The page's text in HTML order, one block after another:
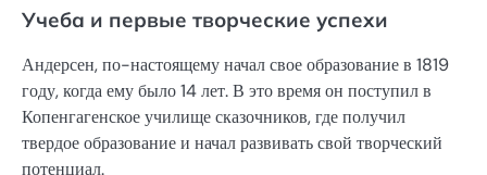
Учеба и первые творческие успехи
Андерсен, по-настоящему начал свое образование в 1819
году, когда ему было 14 лет. В это время он поступил в
Копенгагенское училище сказочников, где получил
твердое образование и начал развивать свой творческий
потенциал.